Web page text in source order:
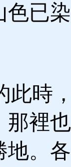
色已
時
那裡
地。